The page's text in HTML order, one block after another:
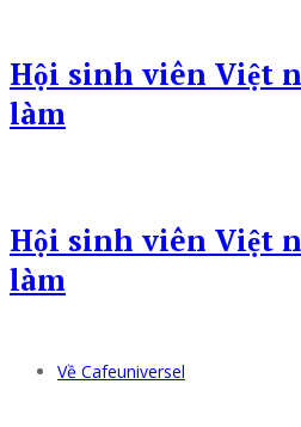
Hội sinh viên Việt
làm
Hội sinh viên Việt
làm
Về Cafeuniversel